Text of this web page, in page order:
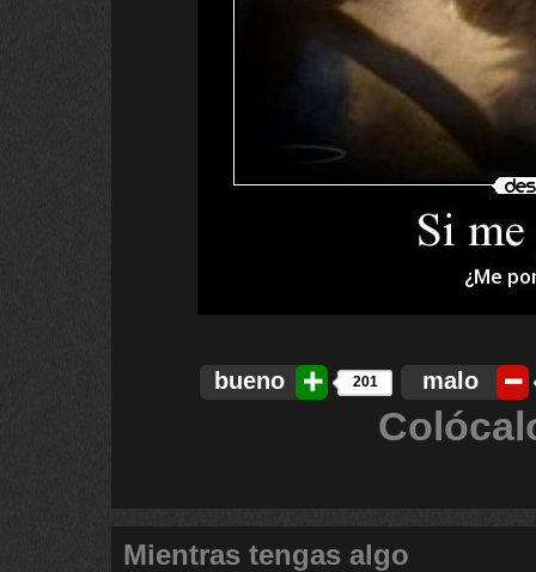
bueno 201 malo
Mientras tengas algo